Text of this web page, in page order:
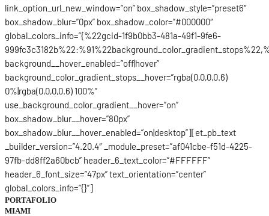
link_option_url_new_window=”on” box_shadow_style=”preset6″
box_shadow_blur=”0px” box_shadow_color=”#000000″
global_colors_info=”{%22gcid-1f9b0bb3-481a-49f1-9fe6-
background__hover_enabled=”off|hover”
background_color_gradient_stops__hover=”rgba(0,0,0,0.6)
0%|rgba(0,0,0,0.6) 100%”
use_background_color_gradient__hover=”on”
box_shadow_blur__hover=”80px”
box_shadow_blur__hover_enabled=”on|desktop”][et_pb_text
_builder_version=”4.20.4″ _module_preset=”af041cbe-f51d-4225-
97fb-dd8ff2a60bcb” header_6_text_color=”#FFFFFF”
header_6_font_size=”47px” text_orientation=”center”
global_colors_info=”{}”]
PORTAFOLIO
MIAMI